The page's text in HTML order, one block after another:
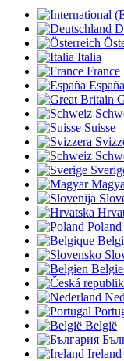
Italia
France
España
Suisse
Poland
België
Ireland